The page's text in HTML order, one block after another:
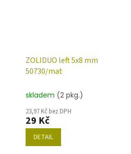
ZOLIDUO left 5x8 mm
50730/mat
skladem (2 pkg.)
23,97 Kč bez DPH
29 Kč
DETAIL